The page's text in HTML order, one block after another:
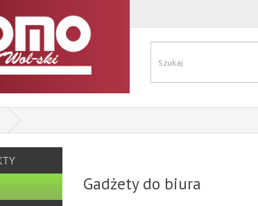
Gadżety do biura